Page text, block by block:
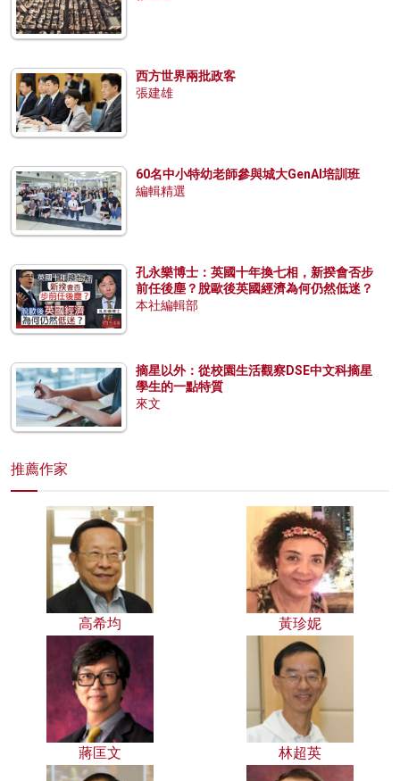
西方世界兩批政客
張建雄
60名中小特幼老師參與城大GenAI培訓班
編輯精選
孔永樂博士：英國十年換七相，新揆會否步
前任後塵？脫歐後英國經濟為何仍然低迷？
本社編輯部
摘星以外：從校園生活觀察DSE中文科摘星
學生的一點特質
來文
推薦作家
高希均 黃珍妮
蔣匡文 林超英